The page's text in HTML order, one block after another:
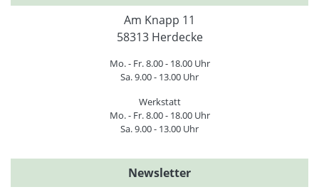
Am Knapp 11
58313 Herdecke
Mo. - Fr. 8.00 - 18.00 Uhr
Sa. 9.00 - 13.00 Uhr
Werkstatt
Mo. - Fr. 8.00 - 18.00 Uhr
Sa. 9.00 - 13.00 Uhr
Newsletter